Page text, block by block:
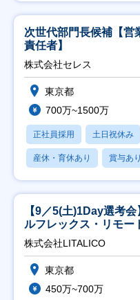
次世代部門長候補【営
責任者】
株式会社セレス
東京都
700万~1500万
正社員採用 土日祝休み
産休・育休あり 賞与あり
【9／5(土)1Day選考
ルフレックス・リモー
株式会社LITALICO
東京都
450万~700万